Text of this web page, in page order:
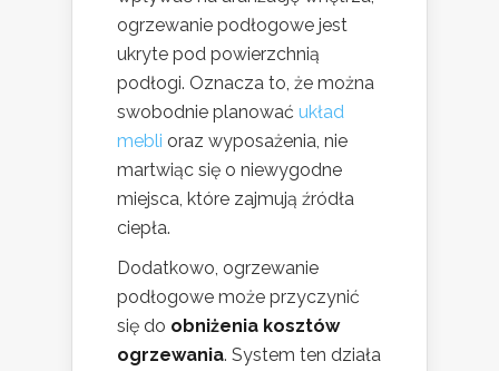
ogrzewanie podłogowe jest
ukryte pod powierzchnią
podłogi. Oznacza to, że można
swobodnie planować układ
mebli oraz wyposażenia, nie
martwiąc się o niewygodne
miejsca, które zajmują źródła
ciepła.
Dodatkowo, ogrzewanie
podłogowe może przyczynić
się do obniżenia kosztów
ogrzewania. System ten działa